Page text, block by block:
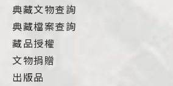
典藏文物查詢
典藏檔案查詢
藏品授權
文物捐贈
出版品